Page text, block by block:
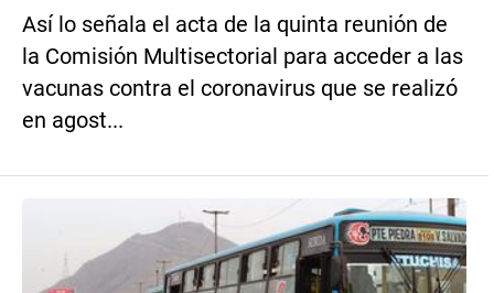
Así lo señala el acta de la quinta reunión de
la Comisión Multisectorial para acceder a las
vacunas contra el coronavirus que se realizó
en agost...